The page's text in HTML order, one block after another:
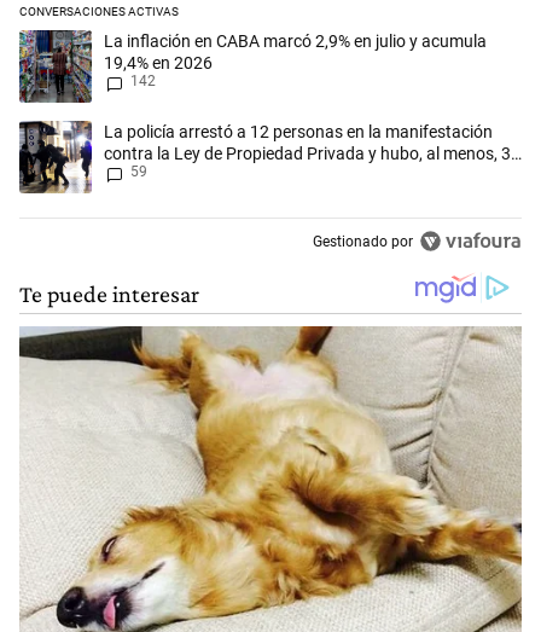
CONVERSACIONES ACTIVAS
Este listado muestra los artículos con más comentarios en los
Un artículo de tendencia con el título "La inflación en CABA marcó
La inflación en CABA marcó 2,9% en julio y acumula
19,4% en 2026
142
Un artículo de tendencia con el título "La policía arrestó a 12
La policía arrestó a 12 personas en la manifestación
contra la Ley de Propiedad Privada y hubo, al menos, 3
agentes heridos
59
Gestionado por